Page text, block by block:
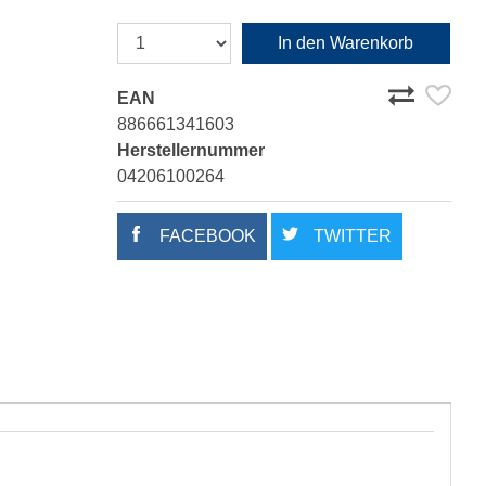
In den Warenkorb
EAN
886661341603
Herstellernummer
04206100264
FACEBOOK TWITTER